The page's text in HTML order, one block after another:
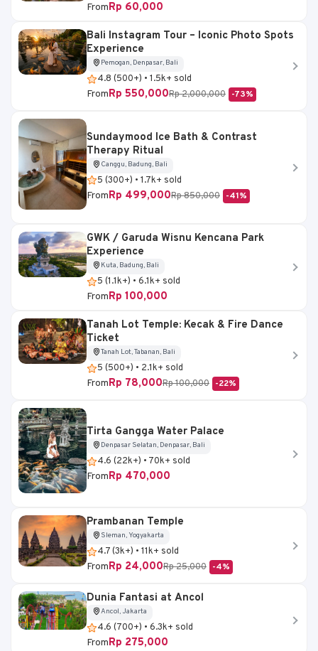
FromRp 60,000
Bali Instagram Tour – Iconic Photo Spots
Experience
Pemogan, Denpasar, Bali
4.8 (500+) • 1.5k+ sold
FromRp 550,000Rp 2,000,000 -73%
Sundaymood Ice Bath & Contrast
Therapy Ritual
Canggu, Badung, Bali
5 (300+) • 1.7k+ sold
FromRp 499,000Rp 850,000 -41%
GWK / Garuda Wisnu Kencana Park
Experience
Kuta, Badung, Bali
5 (1.1k+) • 6.1k+ sold
FromRp 100,000
Tanah Lot Temple: Kecak & Fire Dance
Ticket
Tanah Lot, Tabanan, Bali
5 (500+) • 2.1k+ sold
FromRp 78,000Rp 100,000 -22%
Tirta Gangga Water Palace
Denpasar Selatan, Denpasar, Bali
4.6 (22k+) • 70k+ sold
FromRp 470,000
Prambanan Temple
Sleman, Yogyakarta
4.7 (3k+) • 11k+ sold
FromRp 24,000Rp 25,000 -4%
Dunia Fantasi at Ancol
Ancol, Jakarta
4.6 (700+) • 6.3k+ sold
FromRp 275,000